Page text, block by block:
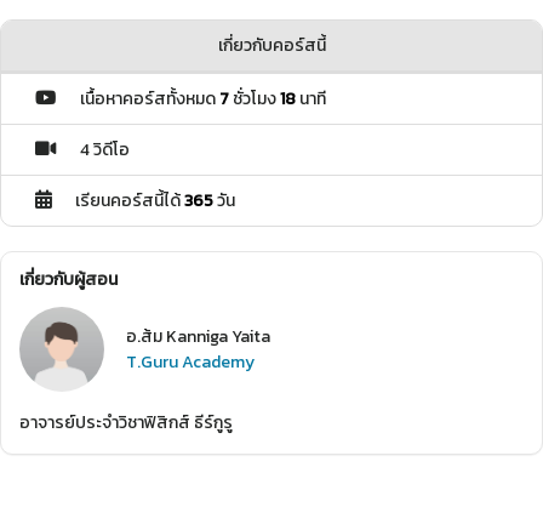
เกี่ยวกับคอร์สนี้
เนื้อหาคอร์สทั้งหมด7ชั่วโมง18นาที
4 วิดีโอ
เรียนคอร์สนี้ได้365วัน
เกี่ยวกับผู้สอน
อ.ส้ม Kanniga Yaita
T.Guru Academy
อาจารย์ประจำวิชาฟิสิกส์ ธีร์กูรู